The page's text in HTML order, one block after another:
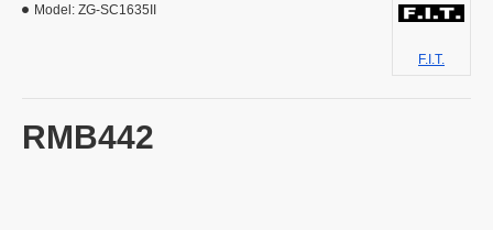
RMB442
Model: ZG-SC1635II
F.I.T.